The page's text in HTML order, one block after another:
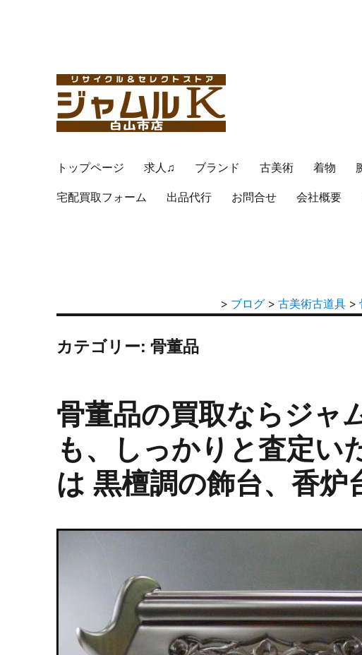
トップページ 求人♫ ブランド 古美術 着物
宅配買取フォーム
出品代行 お問合せ 会社概要
> ブログ >古美術古道具 >
カテゴリー: 骨董品
骨董品の買取ならジャ
も、しっかりと査定い
は 黒檀調の飾台、香炉